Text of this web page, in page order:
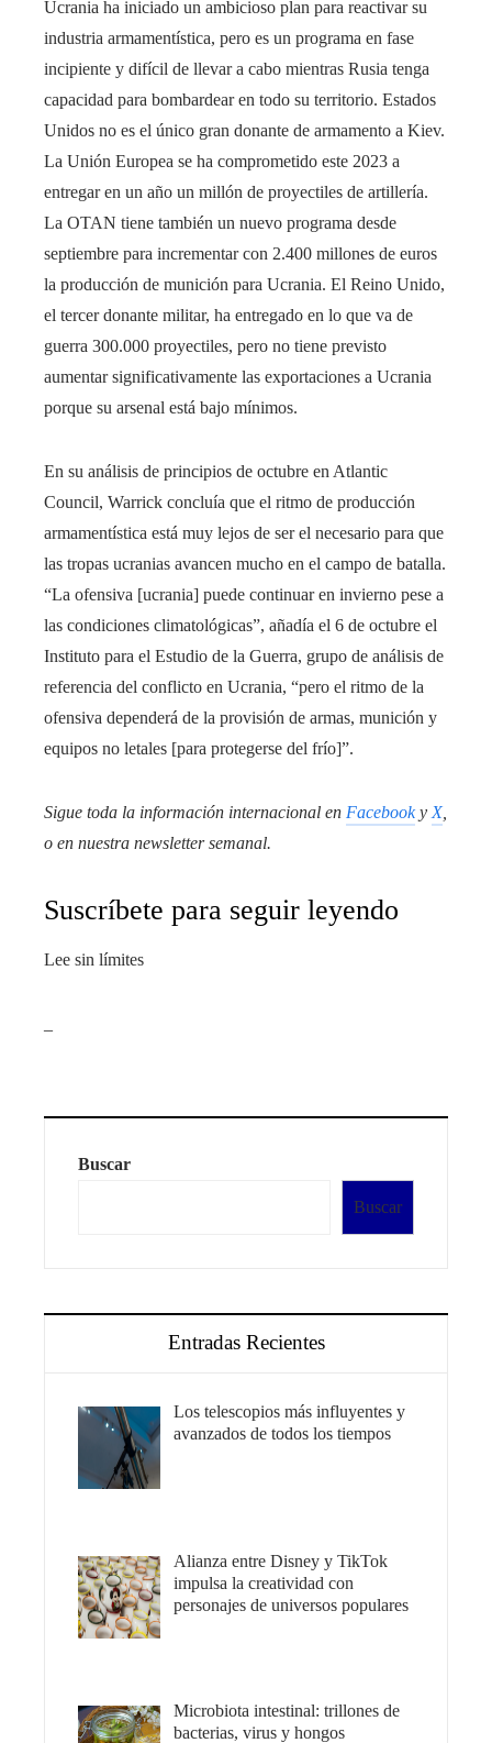
Ucrania ha iniciado un ambicioso plan para reactivar su
industria armamentística, pero es un programa en fase
incipiente y difícil de llevar a cabo mientras Rusia tenga
capacidad para bombardear en todo su territorio. Estados
Unidos no es el único gran donante de armamento a Kiev.
La Unión Europea se ha comprometido este 2023 a
entregar en un año un millón de proyectiles de artillería.
La OTAN tiene también un nuevo programa desde
septiembre para incrementar con 2.400 millones de euros
la producción de munición para Ucrania. El Reino Unido,
el tercer donante militar, ha entregado en lo que va de
guerra 300.000 proyectiles, pero no tiene previsto
aumentar significativamente las exportaciones a Ucrania
porque su arsenal está bajo mínimos.
En su análisis de principios de octubre en Atlantic
Council, Warrick concluía que el ritmo de producción
armamentística está muy lejos de ser el necesario para que
las tropas ucranias avancen mucho en el campo de batalla.
“La ofensiva [ucrania] puede continuar en invierno pese a
las condiciones climatológicas”, añadía el 6 de octubre el
Instituto para el Estudio de la Guerra, grupo de análisis de
referencia del conflicto en Ucrania, “pero el ritmo de la
ofensiva dependerá de la provisión de armas, munición y
equipos no letales [para protegerse del frío]”.
Sigue toda la información internacional en Facebooky X,
o en nuestra newsletter semanal.
Suscríbete para seguir leyendo
Lee sin límites
Buscar
Buscar
Entradas Recientes
Los telescopios más influyentes y
avanzados de todos los tiempos
Alianza entre Disney y TikTok
impulsa la creatividad con
personajes de universos populares
Microbiota intestinal: trillones de
bacterias, virus y hongos